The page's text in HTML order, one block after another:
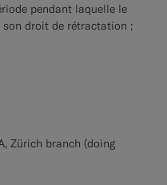
pendant laquelle le
son droit de rétractation ;
Zürich branch (doing